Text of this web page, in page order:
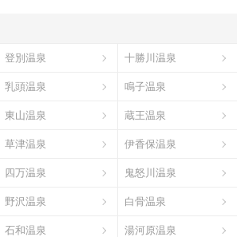
登別温泉 十勝川温泉
乳頭温泉 鳴子温泉
東山温泉 蔵王温泉
草津温泉 伊香保温泉
四万温泉 鬼怒川温泉
野沢温泉 白骨温泉
石和温泉 湯河原温泉